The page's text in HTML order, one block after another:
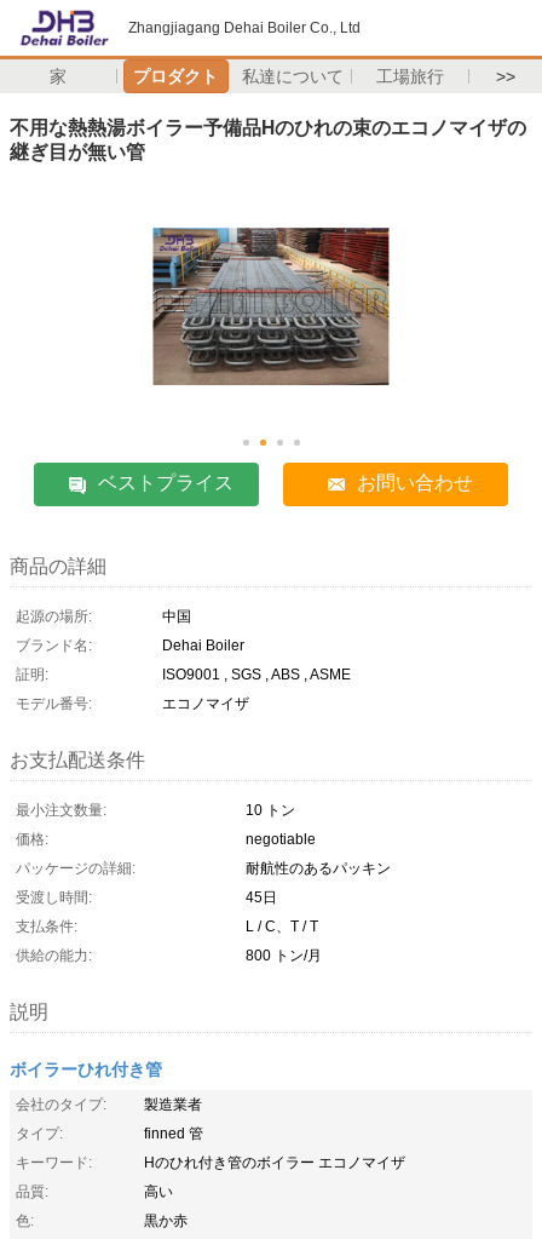
Zhangjiagang Dehai Boiler Co., Ltd
家 プロダクト 私達について 工場旅行 >>
不用な熱熱湯ボイラー予備品Hのひれの束のエコノマイザの
継ぎ目が無い管
ベストプライス お問い合わせ
商品の詳細
起源の場所:
中国
ブランド名:
Dehai Boiler
証明:
ISO9001 , SGS , ABS , ASME
モデル番号:
エコノマイザ
お支払配送条件
最小注文数量:
10 トン
価格:
negotiable
パッケージの詳細:
耐航性のあるパッキン
受渡し時間:
45日
支払条件:
L / C、T / T
供給の能力:
800 トン/月
説明
ボイラーひれ付き管
会社のタイプ:
製造業者
タイプ:
finned 管
キーワード:
Hのひれ付き管のボイラー エコノマイザ
品質:
高い
色:
黒か赤